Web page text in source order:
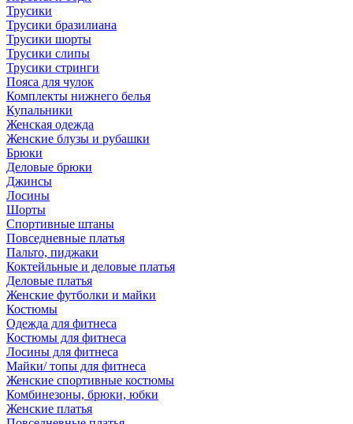
Трусики
Трусики бразилиана
Трусики шорты
Трусики слипы
Трусики стринги
Пояса для чулок
Комплекты нижнего белья
Купальники
Женская одежда
Женские блузы и рубашки
Брюки
Деловые брюки
Джинсы
Лосины
Шорты
Спортивные штаны
Повседневные платья
Пальто, пиджаки
Коктейльные и деловые платья
Деловые платья
Женские футболки и майки
Костюмы
Одежда для фитнеса
Костюмы для фитнеса
Лосины для фитнеса
Майки/ топы для фитнеса
Женские спортивные костюмы
Комбинезоны, брюки, юбки
Женские платья